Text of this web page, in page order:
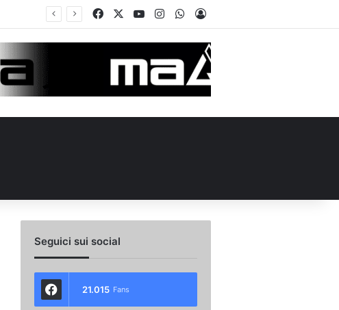
FacebookYou TubeInstagramWhatsApp
Accedi
Seguici sui social
21.015 Fans